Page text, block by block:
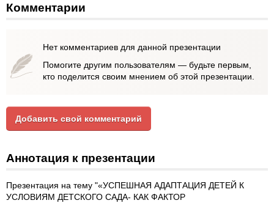
Комментарии
Нет комментариев для данной презентации
Помогите другим пользователям — будьте первым,
кто поделится своим мнением об этой презентации.
Добавить свой комментарий
Аннотация к презентации
Презентация на тему "«УСПЕШНАЯ АДАПТАЦИЯ ДЕТЕЙ К
УСЛОВИЯМ ДЕТСКОГО САДА- КАК ФАКТОР